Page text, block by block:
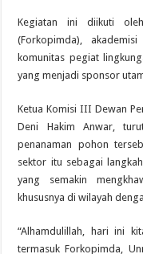
Kegiatan ini diikuti
(Forkopimda),
komunitas pegiat
yang menjadi sponsor
Ketua Komisi III Dewan
Deni Hakim Anwar,
penanaman pohon
sektor itu sebagai
yang semakin
khususnya di wilayah
“Alhamdulillah, hari ini
termasuk Forkopimda,